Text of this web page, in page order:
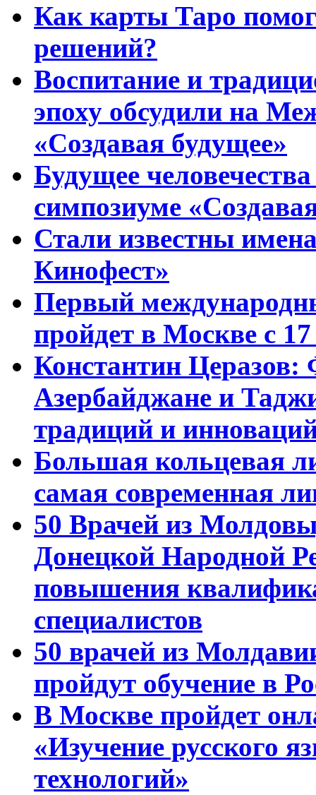
Как карты Таро
решений?
Воспитание и
эпоху обсудили на
«Создавая будущее»
Будущее
симпозиуме
Стали известны
Кинофест»
Первый
пройдет в Москве с
Константин Церазов:
Азербайджане и
традиций и
Большая кольцевая
самая современная
50 Врачей из
Донецкой Народной
повышения
специалистов
50 врачей из
пройдут обучение в
В Москве пройдет
«Изучение русского
технологий»